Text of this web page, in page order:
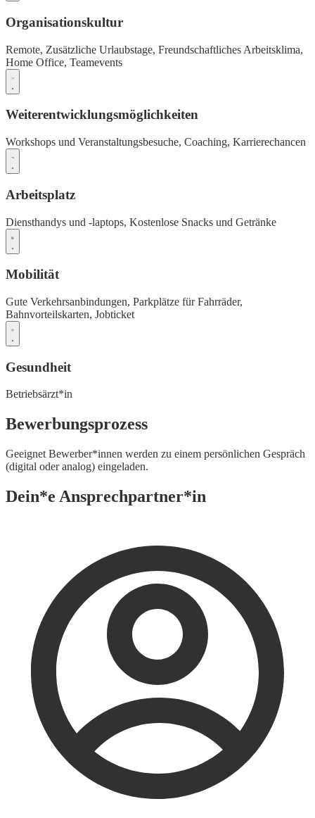
Organisationskultur
Remote, Zusätzliche Urlaubstage, Freundschaftliches Arbeitsklima,
Home Office, Teamevents
Weiterentwicklungsmöglichkeiten
Workshops und Veranstaltungsbesuche, Coaching, Karrierechancen
Arbeitsplatz
Diensthandys und -laptops, Kostenlose Snacks und Getränke
Mobilität
Gute Verkehrsanbindungen, Parkplätze für Fahrräder,
Bahnvorteilskarten, Jobticket
Gesundheit
Betriebsärzt*in
Bewerbungsprozess
Geeignet Bewerber*innen werden zu einem persönlichen Gespräch
(digital oder analog) eingeladen.
Dein*e Ansprechpartner*in